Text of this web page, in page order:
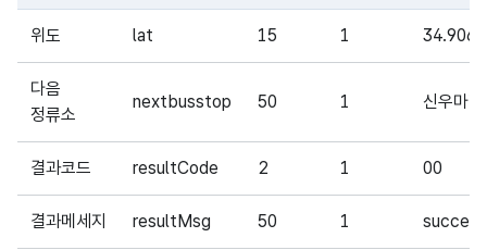
해당 오픈API의 출력결과(Response Element) 항목에 대한
위도 lat 15 1 34.906
다음
정류소
nextbusstop 50 1 신우마
결과코드 resultCode 2 1 00
결과메세지 resultMsg 50 1 success